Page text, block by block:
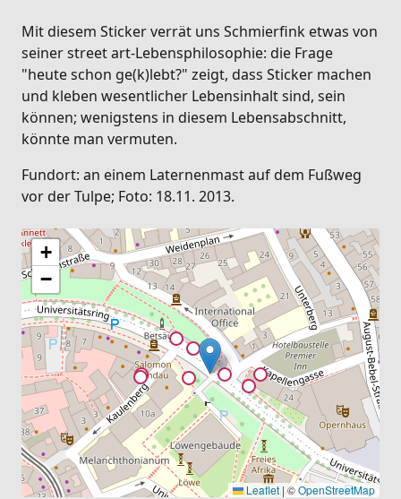
Mit diesem Sticker verrät uns Schmierfink etwas von
seiner street art-Lebensphilosophie: die Frage
"heute schon ge(k)lebt?" zeigt, dass Sticker machen
und kleben wesentlicher Lebensinhalt sind, sein
können; wenigstens in diesem Lebensabschnitt,
könnte man vermuten.
Fundort: an einem Laternenmast auf dem Fußweg
vor der Tulpe; Foto: 18.11. 2013.
+
−
Leaflet |©OpenStreetMap